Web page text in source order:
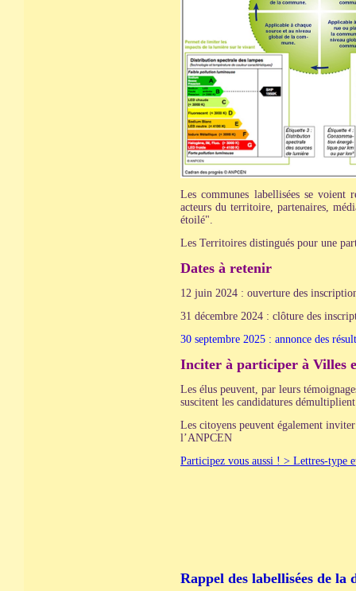
Les communes labellisées se
acteurs du territoire, partenaires,
étoilé".
Les Territoires distingués pour une
Dates à retenir
12 juin 2024 : ouverture des
31 décembre 2024 : clôture des
30 septembre 2025 : annonce des
Inciter à participer à Villes
Les élus peuvent, par leurs
suscitent les candidatures
Les citoyens peuvent également
l’ANPCEN
Participez vous aussi ! > Lettres-type
Rappel des labellisées de la